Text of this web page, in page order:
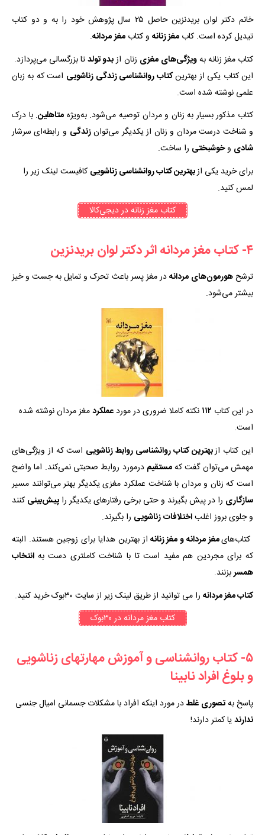
خانم دکتر لوان بریدنزین حاصل ۲۵ سال پژوهش خود را به و دو کتاب
تیدیل کرده است. کاب مغز زنانهو کتاب مغزمردانه.
کتاب مغز زنانه بهویژگی‌های مغزی زنان ازبدو تولدتا بزرگسالی می‌پردازد.
این کتاب یکی از بهترینکتاب روانشناسی زندگی زناشویی است که به زبان
علمی نوشته شده است.
کتاب مذکور بسیار به زنان و مردان توصیه می‌شود. به‌ویژه متاهلین. با درک
و شناخت درست مردان و زنان از یکدیگر می‌توانزندگی و رابطه‌ای سرشار
شادی وخوشبختی را ساخت.
برای خرید یکی ازبهترین کتاب روانشناسی زناشویی کافیست لینک زیر را
لمس کنید.
کتاب مغز زنانه در دیجی‌کالا
۴- کتاب مغز مردانه اثر دکتر لوان بریدنزین
ترشحهورمون‌های مردانهدر مغز پسر باعث تحرک و تمایل به جست و خیز
بیشتر می‌شود.
در این کتاب ۱۱۲ نکته کاملا ضروری در موردعملکردمغز مردان نوشته شده
است.
این کتاب ازبهترین کتاب روانشناسی روابط زناشویی است که از ویژگی‌های
مهمش می‌توان گفت کهمستقیم درمورد روابط صحبتی نمی‌کند. اما واضح
است که زنان و مردان با شناخت عملکرد مغزی یکدیگر بهتر می‌توانند مسیر
سازگاری را در پیش بگیرند و حتی برخی رفتارهای یکدیگر را پیش‌بینی کنند
و جلوی بروز اغلباختلافاتزناشویی را بگیرند.
کتاب‌هایمغز مردانه و مغز زنانه از بهترین هدایا برای زوجین هستند. البته
که برای مجردین هم مفید است تا با شناخت کاملتری دست به انتخاب
همسربزنند.
کتاب مغز مردانهرا می توانید از طریق لینک زیر از سایت ۳۰بوک خرید کنید.
کتاب مغز مردانه در ۳۰بوک
۵- کتاب روانشناسی و آموزش مهارتهای زناشویی
و بلوغ افراد نابینا
پاسخ بهتصوری غلطدر مورد اینکه افراد با مشکلات جسمانی امیال جنسی
ندارندیا کمتر دارند!